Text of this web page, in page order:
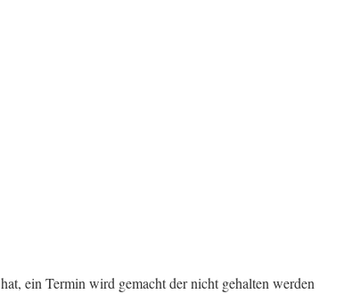
ein Termin wird gemacht der nicht gehalten werden